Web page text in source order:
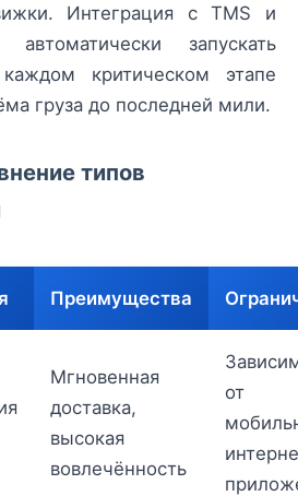
Интеграция с TMS и
запускать
критическом этапе
груза до последней мили.
типов
Преимущества
Мгновенная
доставка,
высокая
вовлечённость
от